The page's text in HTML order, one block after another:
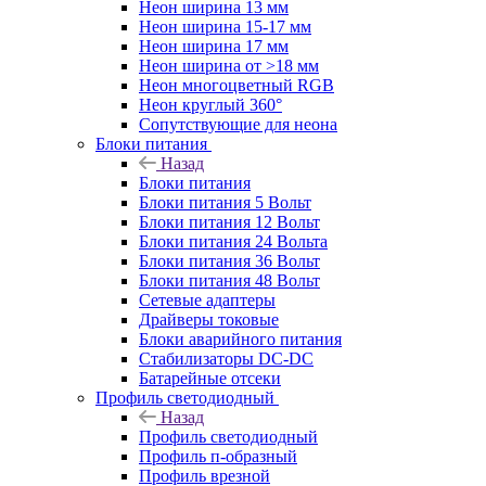
Неон ширина 13 мм
Неон ширина 15-17 мм
Неон ширина 17 мм
Неон ширина от >18 мм
Неон многоцветный RGB
Неон круглый 360°
Сопутствующие для неона
Блоки питания
Назад
Блоки питания
Блоки питания 5 Вольт
Блоки питания 12 Вольт
Блоки питания 24 Вольта
Блоки питания 36 Вольт
Блоки питания 48 Вольт
Сетевые адаптеры
Драйверы токовые
Блоки аварийного питания
Стабилизаторы DC-DC
Батарейные отсеки
Профиль светодиодный
Назад
Профиль светодиодный
Профиль п-образный
Профиль врезной